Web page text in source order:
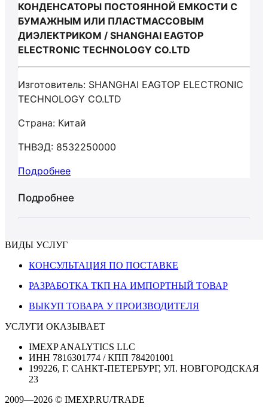
КОНДЕНСАТОРЫ ПОСТОЯННОЙ ЕМКОСТИ С
БУМАЖНЫМ ИЛИ ПЛАСТМАССОВЫМ
ДИЭЛЕКТРИКОМ / SHANGHAI EAGTOP
ELECTRONIC TECHNOLOGY CO.LTD
Изготовитель: SHANGHAI EAGTOP ELECTRONIC
TECHNOLOGY CO.LTD
Страна: Китай
ТНВЭД: 8532250000
Подробнее
Подробнее
ВИДЫ УСЛУГ
КОНСУЛЬТАЦИЯ ПО ПОСТАВКЕ
РАЗРАБОТКА ТКП НА ИМПОРТНЫЙ ТОВАР
ВЫКУП ТОВАРА У ПРОИЗВОДИТЕЛЯ
УСЛУГИ ОКАЗЫВАЕТ
IMEXP ANALYTICS LLC
ИНН 7816301774 / КПП 784201001
199226, Г. САНКТ-ПЕТЕРБУРГ, УЛ. НОВГОРОДСКАЯ
23
2009—2026 © IMEXP.RU/TRADE